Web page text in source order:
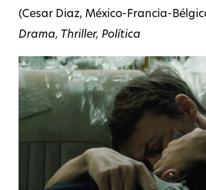
(Cesar Diaz, México-Francia-
Drama, Thriller, Política